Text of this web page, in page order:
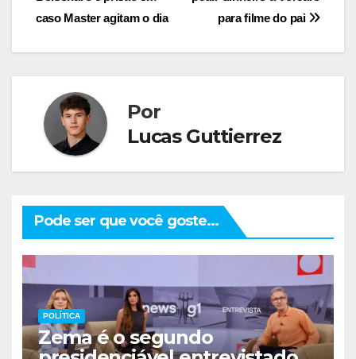
de
Post
para filme do pai
caso Master agitam o dia
Por
Lucas Guttierrez
Pode ser que você goste...
POLÍTICA
Zema é o segundo